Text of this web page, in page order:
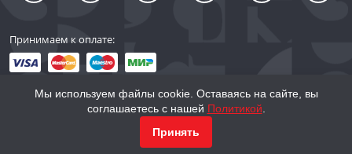
Принимаем к оплате:
© 2002–2026 «Торговый Дом Книги «МОСКВА»
Мы используем файлы cookie. Оставаясь на сайте, вы
соглашаетесь с нашей Политикой
Принять